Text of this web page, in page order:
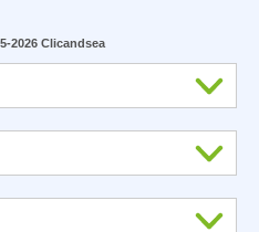
2026 Clicandsea